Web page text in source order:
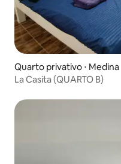
Quarto privativo ⋅ Medina
La Casita (QUARTO B)